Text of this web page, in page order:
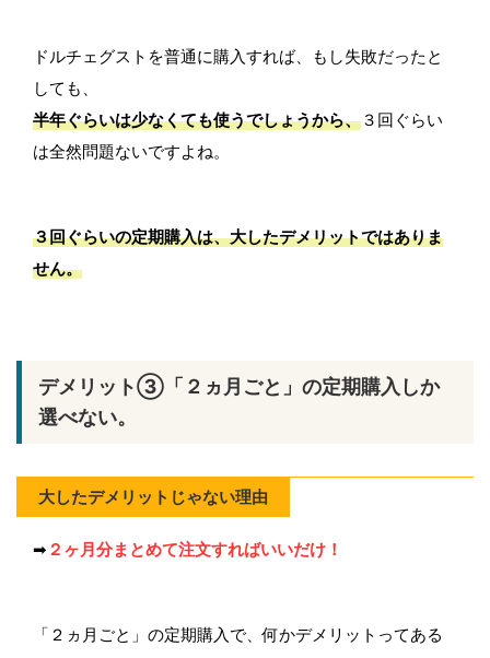
ドルチェグストを普通に購入すれば、もし失敗だったと
しても、
半年ぐらいは少なくても使うでしょうから、３回ぐらい
は全然問題ないですよね。
３回ぐらいの定期購入は、大したデメリットではありま
せん。
デメリット③「２ヵ月ごと」の定期購入しか
選べない。
大したデメリットじゃない理由
➡ ２ヶ月分まとめて注文すればいいだけ！
「２ヵ月ごと」の定期購入で、何かデメリットってある